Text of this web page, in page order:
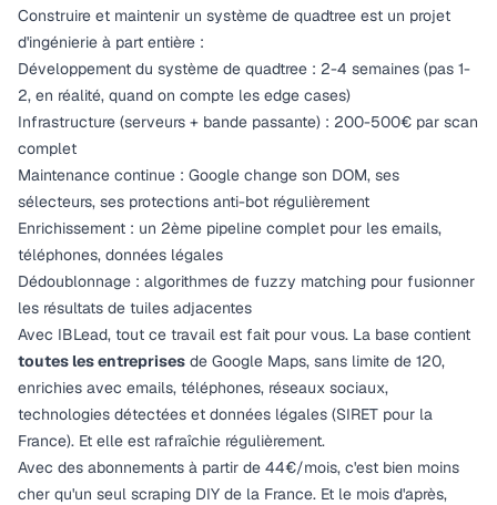
Construire et maintenir un système de quadtree est un projet
d'ingénierie à part entière :
Développement du système de quadtree : 2-4 semaines (pas 1-
2, en réalité, quand on compte les edge cases)
Infrastructure (serveurs + bande passante) : 200-500€ par scan
complet
Maintenance continue : Google change son DOM, ses
sélecteurs, ses protections anti-bot régulièrement
Enrichissement : un 2ème pipeline complet pour les emails,
téléphones, données légales
Dédoublonnage : algorithmes de fuzzy matching pour fusionner
les résultats de tuiles adjacentes
Avec IBLead, tout ce travail est fait pour vous. La base contient
toutes les entreprises de Google Maps, sans limite de 120,
enrichies avec emails, téléphones, réseaux sociaux,
technologies détectées et données légales (SIRET pour la
France). Et elle est rafraîchie régulièrement.
Avec des abonnements à partir de 44€/mois, c'est bien moins
cher qu'un seul scraping DIY de la France. Et le mois d'après,